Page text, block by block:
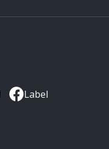
Label